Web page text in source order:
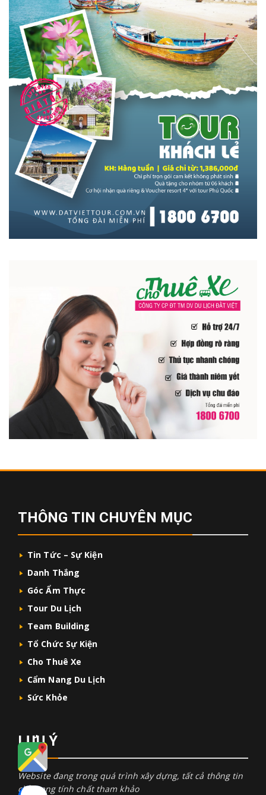
THÔNG TIN CHUYÊN MỤC
Tin Tức – Sự Kiện
Danh Thắng
Góc Ẩm Thực
Tour Du Lịch
Team Building
Tổ Chức Sự Kiện
Cho Thuê Xe
Cẩm Nang Du Lịch
Sức Khỏe
LƯU Ý
Website đang trong quá trình xây dựng, tất cả thông tin
chỉ mang tính chất tham khảo